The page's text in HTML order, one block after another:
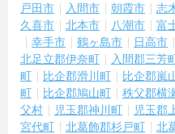
戸田市
入間市 朝霞市 志
久喜市
北本市 八潮市 富
幸手市
鶴ヶ島市 日高市
北足立郡伊奈町
入間郡三芳
町
比企郡滑川町 比企郡嵐
町
比企郡鳩山町 秩父郡横
父村
児玉郡神川町 児玉郡
宮代町
北葛飾郡杉戸町 北